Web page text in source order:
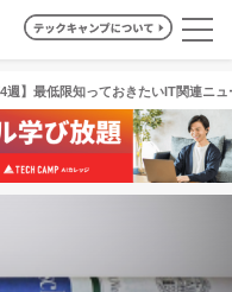
4週】最低限知っておきたいIT関連ニ